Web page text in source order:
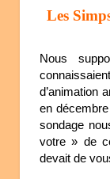
Les
Nous
d’animation
en
sondage
votre » de
devait de